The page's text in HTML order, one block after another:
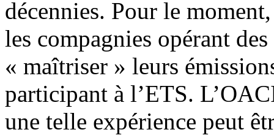
décennies. Pour le
les compagnies opérant
« maîtriser » leurs
participant à l’ETS.
une telle expérience peut